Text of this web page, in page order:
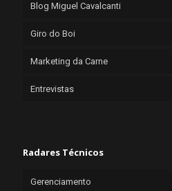
Blog Miguel Cavalcanti
Giro do Boi
Marketing da Carne
Entrevistas
Radares Técnicos
Gerenciamento